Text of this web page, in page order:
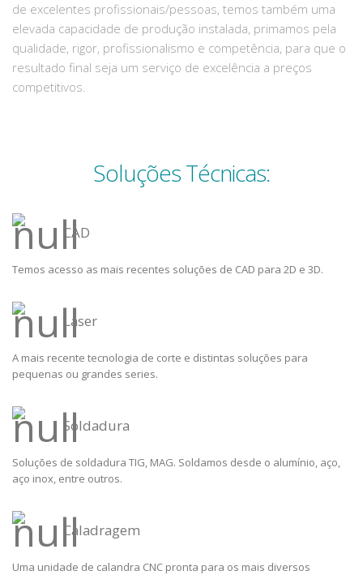
de excelentes profissionais/pessoas, temos também uma
elevada capacidade de produção instalada, primamos pela
qualidade, rigor, profissionalismo e competência, para que o
resultado final seja um serviço de excelência a preços
competitivos.
Soluções Técnicas:
CAD
Temos acesso as mais recentes soluções de CAD para 2D e 3D.
Laser
A mais recente tecnologia de corte e distintas soluções para
pequenas ou grandes series.
Soldadura
Soluções de soldadura TIG, MAG. Soldamos desde o alumínio, aço,
aço inox, entre outros.
Caladragem
Uma unidade de calandra CNC pronta para os mais diversos